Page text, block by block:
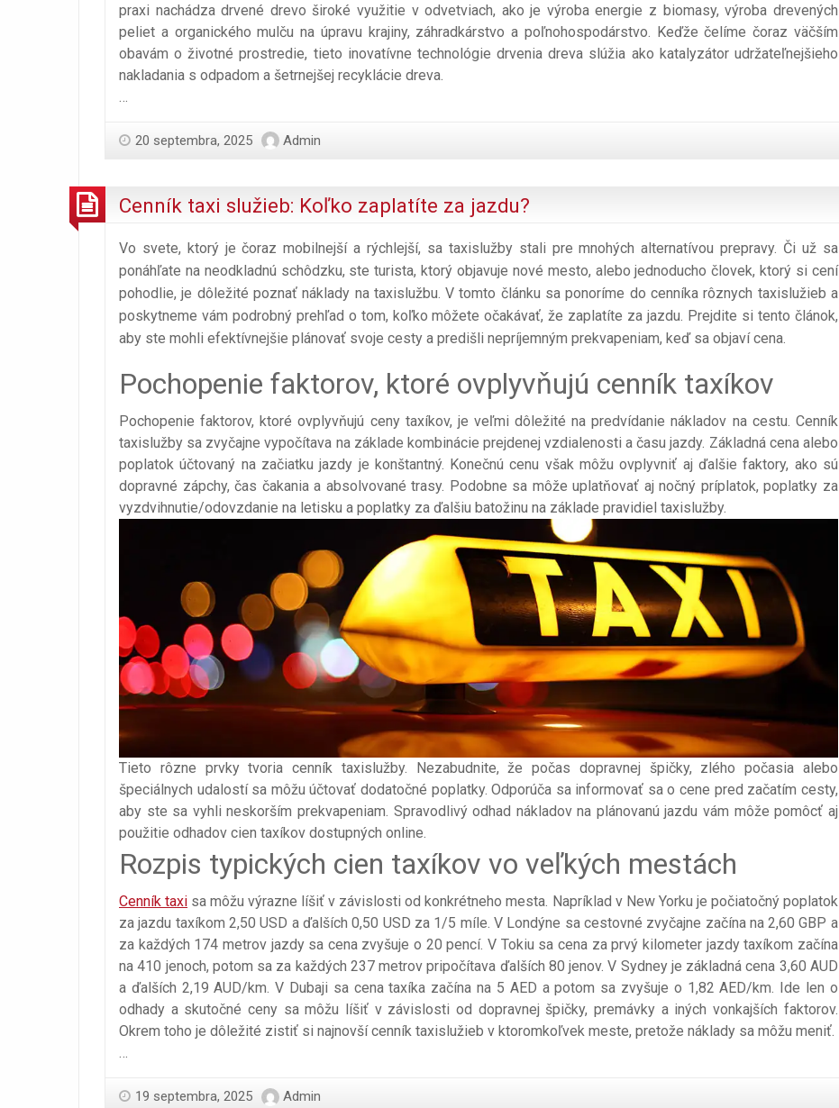
praxi nachádza drvené drevo široké využitie v odvetviach, ako je výroba energie z biomasy, výroba drevených
peliet a organického mulču na úpravu krajiny, záhradkárstvo a poľnohospodárstvo. Keďže čelíme čoraz väčším
obavám o životné prostredie, tieto inovatívne technológie drvenia dreva slúžia ako katalyzátor udržateľnejšieho
nakladania s odpadom a šetrnejšej recyklácie dreva.
20 septembra, 2025 Admin
Cenník taxi služieb: Koľko zaplatíte za jazdu?
Vo svete, ktorý je čoraz mobilnejší a rýchlejší, sa taxislužby stali pre mnohých alternatívou prepravy. Či už sa
ponáhľate na neodkladnú schôdzku, ste turista, ktorý objavuje nové mesto, alebo jednoducho človek, ktorý si cení
pohodlie, je dôležité poznať náklady na taxislužbu. V tomto článku sa ponoríme do cenníka rôznych taxislužieb a
poskytneme vám podrobný prehľad o tom, koľko môžete očakávať, že zaplatíte za jazdu. Prejdite si tento článok,
aby ste mohli efektívnejšie plánovať svoje cesty a predišli nepríjemným prekvapeniam, keď sa objaví cena.
Pochopenie faktorov, ktoré ovplyvňujú cenník taxíkov
Pochopenie faktorov, ktoré ovplyvňujú ceny taxíkov, je veľmi dôležité na predvídanie nákladov na cestu. Cenník
taxislužby sa zvyčajne vypočítava na základe kombinácie prejdenej vzdialenosti a času jazdy. Základná cena alebo
poplatok účtovaný na začiatku jazdy je konštantný. Konečnú cenu však môžu ovplyvniť aj ďalšie faktory, ako sú
dopravné zápchy, čas čakania a absolvované trasy. Podobne sa môže uplatňovať aj nočný príplatok, poplatky za
vyzdvihnutie/odovzdanie na letisku a poplatky za ďalšiu batožinu na základe pravidiel taxislužby.
Tieto rôzne prvky tvoria cenník taxislužby. Nezabudnite, že počas dopravnej špičky, zlého počasia alebo
špeciálnych udalostí sa môžu účtovať dodatočné poplatky. Odporúča sa informovať sa o cene pred začatím cesty,
aby ste sa vyhli neskorším prekvapeniam. Spravodlivý odhad nákladov na plánovanú jazdu vám môže pomôcť aj
použitie odhadov cien taxíkov dostupných online.
Rozpis typických cien taxíkov vo veľkých mestách
Cenník taxi sa môžu výrazne líšiť v závislosti od konkrétneho mesta. Napríklad v New Yorku je počiatočný poplatok
za jazdu taxíkom 2,50 USD a ďalších 0,50 USD za 1/5 míle. V Londýne sa cestovné zvyčajne začína na 2,60 GBP a
za každých 174 metrov jazdy sa cena zvyšuje o 20 pencí. V Tokiu sa cena za prvý kilometer jazdy taxíkom začína
na 410 jenoch, potom sa za každých 237 metrov pripočítava ďalších 80 jenov. V Sydney je základná cena 3,60 AUD
a ďalších 2,19 AUD/km. V Dubaji sa cena taxíka začína na 5 AED a potom sa zvyšuje o 1,82 AED/km. Ide len o
odhady a skutočné ceny sa môžu líšiť v závislosti od dopravnej špičky, premávky a iných vonkajších faktorov.
Okrem toho je dôležité zistiť si najnovší cenník taxislužieb v ktoromkoľvek meste, pretože náklady sa môžu meniť.
…
19 septembra, 2025 Admin